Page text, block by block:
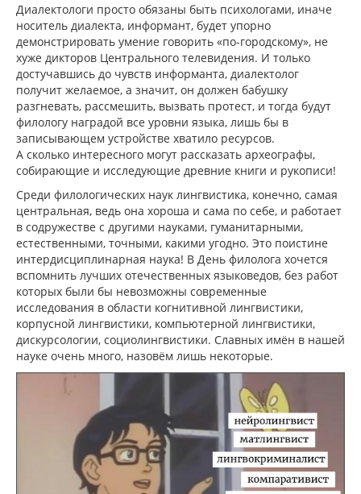
Диалектологи просто обязаны быть психологами, иначе
носитель диалекта, информант, будет упорно
демонстрировать умение говорить «по-городскому», не
хуже дикторов Центрального телевидения. И только
достучавшись до чувств информанта, диалектолог
получит желаемое, а значит, он должен бабушку
разгневать, рассмешить, вызвать протест, и тогда будут
филологу наградой все уровни языка, лишь бы в
записывающем устройстве хватило ресурсов.
А сколько интересного могут рассказать археографы,
собирающие и исследующие древние книги и рукописи!
Среди филологических наук лингвистика, конечно, самая
центральная, ведь она хороша и сама по себе, и работает
в содружестве с другими науками, гуманитарными,
естественными, точными, какими угодно. Это поистине
интердисциплинарная наука! В День филолога хочется
вспомнить лучших отечественных языковедов, без работ
которых были бы невозможны современные
исследования в области когнитивной лингвистики,
корпусной лингвистики, компьютерной лингвистики,
дискурсологии, социолингвистики. Славных имён в нашей
науке очень много, назовём лишь некоторые.